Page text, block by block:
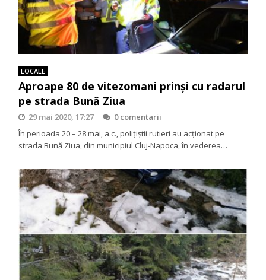
LOCALE
Aproape 80 de vitezomani prinși cu radarul
pe strada Bună Ziua
29 mai 2020, 17:27
0 comentarii
În perioada 20 – 28 mai, a.c., polițiștii rutieri au acționat pe
strada Bună Ziua, din municipiul Cluj-Napoca, în vederea…